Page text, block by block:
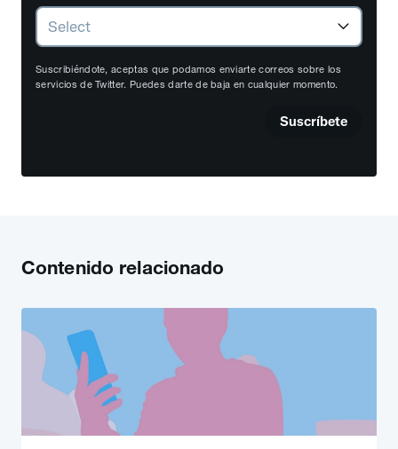
Suscribiéndote, aceptas que podamos enviarte correos sobre los
servicios de Twitter. Puedes darte de baja en cualquier momento.
Suscríbete
Contenido relacionado